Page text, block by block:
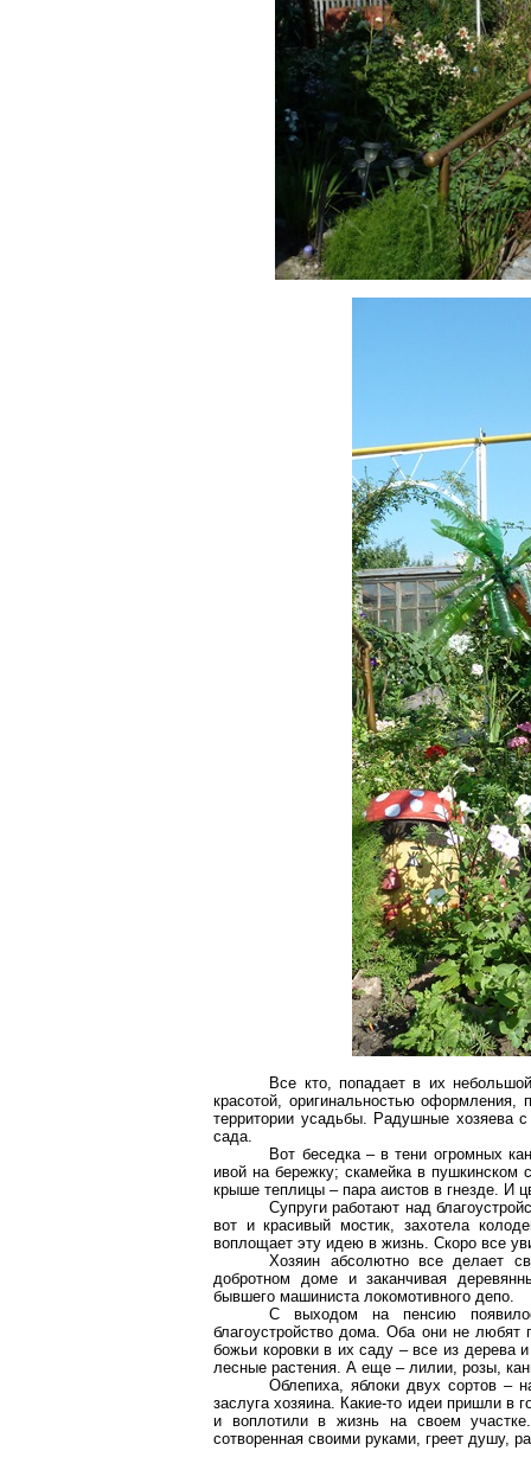
Все кто, попадает в их
красотой, оригинальностью
территории усадьбы. Радушные хозяева
сада.
Вот беседка – в тени огромных
ивой на бережку; скамейка в
крыше теплицы – пара аистов в гнезде. И
Супруги работают над
вот и красивый мостик, захотела
воплощает эту идею в жизнь. Скоро все
Хозяин абсолютно все делает
добротном доме и заканчивая
бывшего машиниста локомотивного депо.
С выходом на пенсию
благоустройство дома. Оба они не любят
божьи коровки в их саду – все из дерева
лесные растения. А еще – лилии, розы,
Облепиха, яблоки двух сортов –
заслуга хозяина. Какие-то идеи пришли в
и воплотили в жизнь на своем
сотворенная своими руками, греет душу,